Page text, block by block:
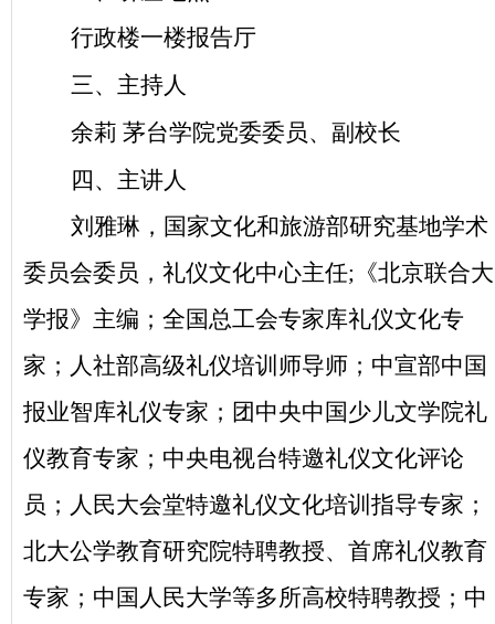
行政楼一楼报告厅
三、主持人
余莉 茅台学院党委委员、副校长
四、主讲人
刘雅琳，国家文化和旅游部研究基地学术
委员会委员，礼仪文化中心主任;《北京联合大
学报》主编；全国总工会专家库礼仪文化专
家；人社部高级礼仪培训师导师；中宣部中国
报业智库礼仪专家；团中央中国少儿文学院礼
仪教育专家；中央电视台特邀礼仪文化评论
员；人民大会堂特邀礼仪文化培训指导专家；
北大公学教育研究院特聘教授、首席礼仪教育
专家；中国人民大学等多所高校特聘教授；中